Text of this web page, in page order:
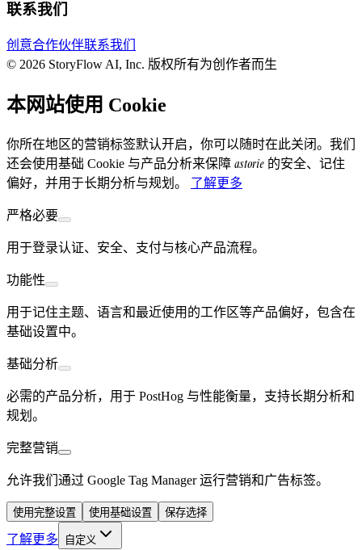
联系我们
创意合作伙伴联系我们
© 2026 StoryFlow AI, Inc. 版权所有为创作者而生
本网站使用 Cookie
你所在地区的营销标签默认开启，你可以随时在此关闭。我们
还会使用基础 Cookie 与产品分析来保障 astorie 的安全、记住
偏好，并用于长期分析与规划。
了解更多
严格必要
用于登录认证、安全、支付与核心产品流程。
功能性
用于记住主题、语言和最近使用的工作区等产品偏好，包含在
基础设置中。
基础分析
必需的产品分析，用于 PostHog 与性能衡量，支持长期分析和
规划。
完整营销
允许我们通过 Google Tag Manager 运行营销和广告标签。
使用完整设置 使用基础设置 保存选择
了解更多 自定义